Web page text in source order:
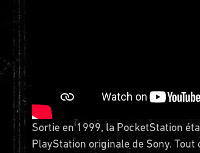
Sortie en 1999, la PocketStation
PlayStation originale de Sony.